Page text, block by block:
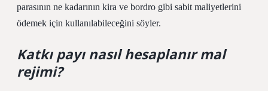
parasının ne kadarının kira ve bordro gibi sabit maliyetlerini
ödemek için kullanılabileceğini söyler.
Katkı payı nasıl hesaplanır mal
rejimi?